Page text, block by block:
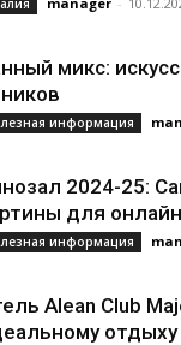
микс:
информация
2024-25:
для
информация
Alean Club
отдыху